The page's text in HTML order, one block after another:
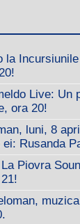
la
Live: Un
ora 20!
luni, 8
Rusanda
Piovra